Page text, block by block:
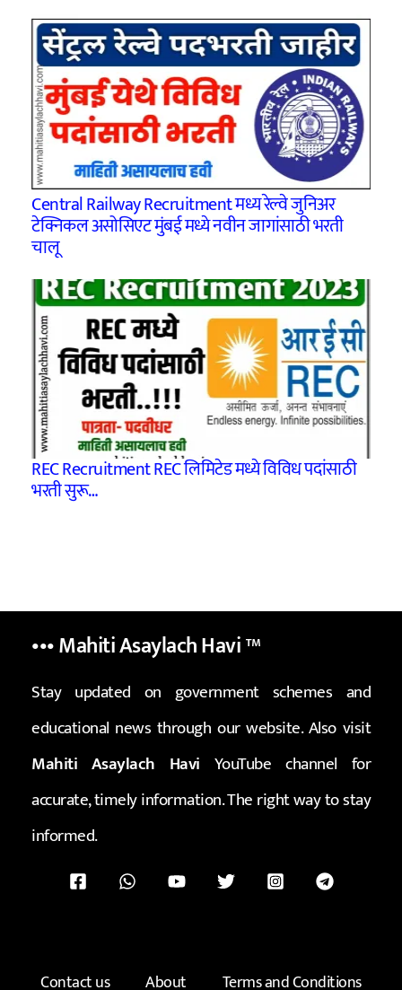
Central Railway Recruitment मध्य रेल्वे जुनिअर
टेक्निकल असोसिएट मुंबई मध्ये नवीन जागांसाठी भरती
चालू
REC Recruitment REC लिमिटेड मध्ये विविध पदांसाठी
भरती सुरू…
••• Mahiti Asaylach Havi™
Stay updated on government schemes and
educational news through our website. Also visit
Mahiti Asaylach Havi YouTube channel for
accurate, timely information. The right way to stay
informed.
Contact us About Terms and Conditions